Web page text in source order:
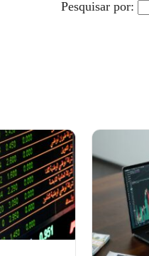
Pesquisar por: